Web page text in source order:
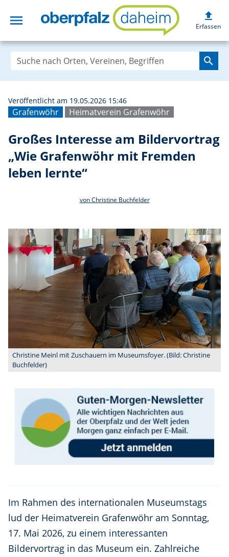
menu Großes
upload
Erfassen
search
Grafenwöhr Heimatverein Grafenwöhr
Veröffentlicht am 19.05.2026 15:46
Großes Interesse am Bildervortrag
„Wie Grafenwöhr mit Fremden
leben lernte“
von Christine Buchfelder
Christine Meinl mit Zuschauern im Museumsfoyer. (Bild: Christine
Buchfelder)
Im Rahmen des internationalen Museumstags
lud der Heimatverein Grafenwöhr am Sonntag,
17. Mai 2026, zu einem interessanten
Bildervortrag in das Museum ein. Zahlreiche